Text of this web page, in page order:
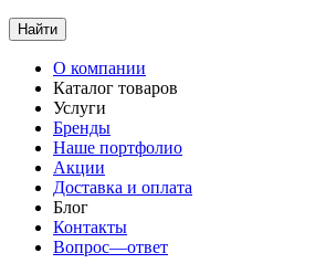
Найти
О компании
Каталог товаров
Услуги
Бренды
Наше портфолио
Акции
Доставка и оплата
Блог
Контакты
Вопрос—ответ